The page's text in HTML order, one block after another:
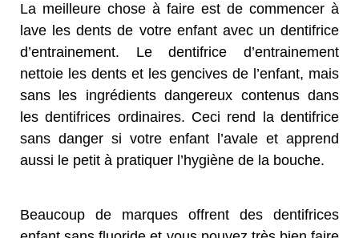
La meilleure chose à faire est de commencer à
lave les dents de votre enfant avec un dentifrice
d’entrainement. Le dentifrice d’entrainement
nettoie les dents et les gencives de l’enfant, mais
sans les ingrédients dangereux contenus dans
les dentifrices ordinaires. Ceci rend la dentifrice
sans danger si votre enfant l’avale et apprend
aussi le petit à pratiquer l’hygiène de la bouche.
Beaucoup de marques offrent des dentifrices